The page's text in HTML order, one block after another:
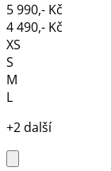
5 990,- Kč
4 490,- Kč
XS
S
M
L
+2 další